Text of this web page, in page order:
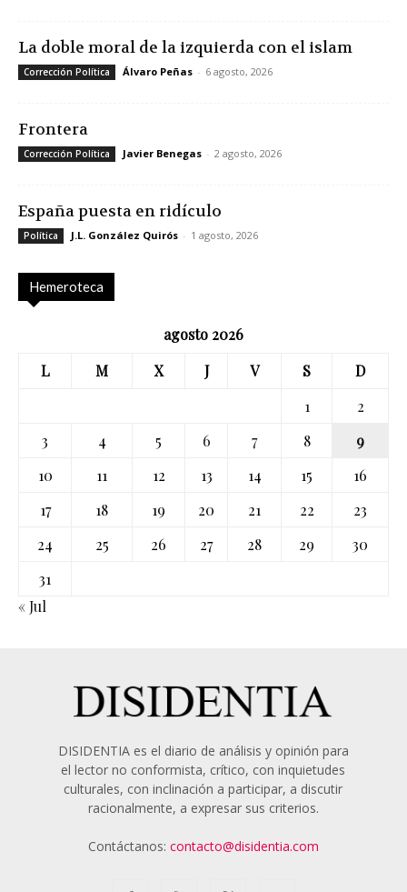
La doble moral de la izquierda con el islam
Corrección Política Álvaro Peñas - 6 agosto, 2026
Frontera
Corrección Política Javier Benegas - 2 agosto, 2026
España puesta en ridículo
Política J.L. González Quirós - 1 agosto, 2026
Hemeroteca
agosto 2026
L
M X J V S
D
1
2
3
4 5 6 7 8
9
10
11 12 13 14 15
16
17
18 19 20 21 22
23
24
25 26 27 28 29
30
31
« Jul
DISIDENTIA es el diario de análisis y opinión para
el lector no conformista, crítico, con inquietudes
culturales, con inclinación a participar, a discutir
racionalmente, a expresar sus criterios.
Contáctanos: contacto@disidentia.com